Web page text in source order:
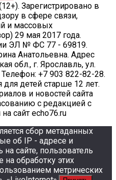
Зарегистрировано в
в сфере связи,
и массовых
29 мая 2017 года.
ЭЛ № ФС 77 - 69819.
Анатольевна. Адрес
обл., г. Ярославль, ул.
+7 903 822-82-28.
детей старше 12 лет.
и новостей сайта
с редакцией с
сайт echo76.ru
сбор метаданных
об IP - адресе и
сайте, пользователь
на обработку этих
метрических